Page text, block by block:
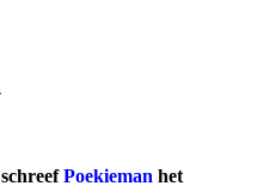
schreefPoekieman het